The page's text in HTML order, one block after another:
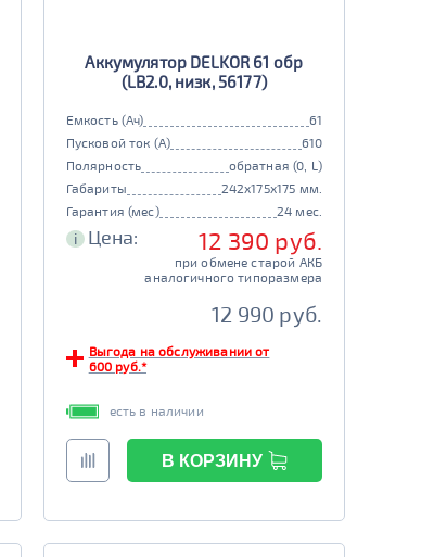
Аккумулятор DELKOR 61 обр
(LB2.0, низк, 56177)
Емкость (Ач)
61
Пусковой ток (А)
610
Полярность
обратная (0, L)
Габариты
242x175x175 мм.
Гарантия (мес)
24 мес.
i Цена: 12 390 руб.
при обмене старой АКБ
аналогичного типоразмера
12 990 руб.
Выгода на обслуживании от
600 руб.*
есть в наличии
В КОРЗИНУ